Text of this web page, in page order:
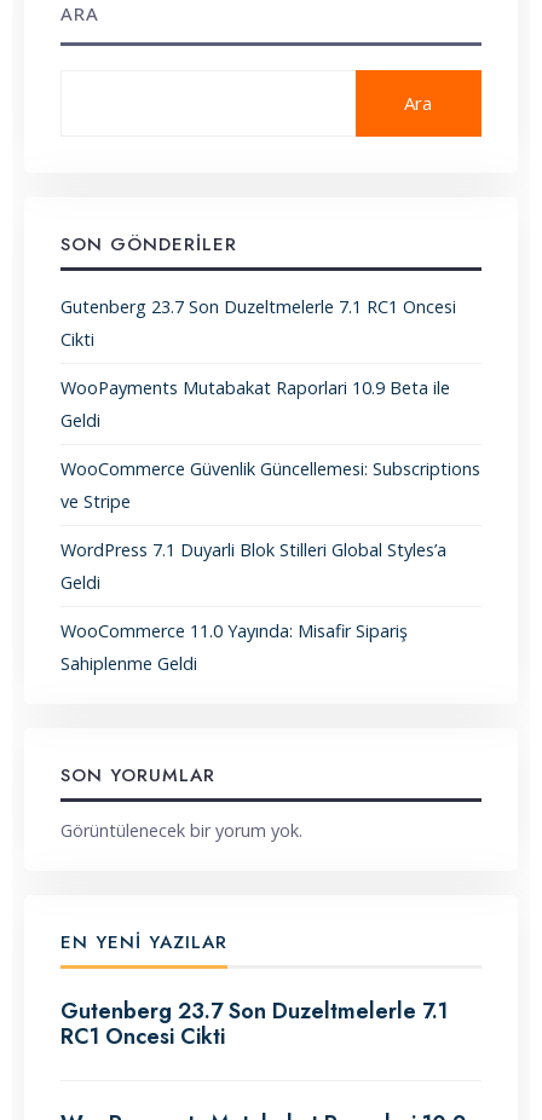
ARA
Ara
SON GÖNDERILER
Gutenberg 23.7 Son Duzeltmelerle 7.1 RC1 Oncesi
Cikti
WooPayments Mutabakat Raporlari 10.9 Beta ile
Geldi
WooCommerce Güvenlik Güncellemesi: Subscriptions
ve Stripe
WordPress 7.1 Duyarli Blok Stilleri Global Styles’a
Geldi
WooCommerce 11.0 Yayında: Misafir Sipariş
Sahiplenme Geldi
SON YORUMLAR
Görüntülenecek bir yorum yok.
EN YENI YAZILAR
Gutenberg 23.7 Son Duzeltmelerle 7.1
RC1 Oncesi Cikti